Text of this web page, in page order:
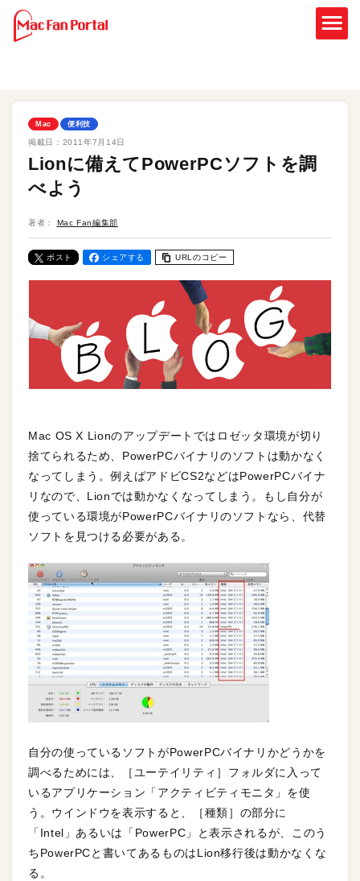
Mac 便利技
掲載日： 2011年7月14日
Lionに備えてPowerPCソフトを調
べよう
著者： Mac Fan編集部
ポスト シェアする URLのコピー
Mac OS X Lionのアップデートではロゼッタ環境が切り
捨てられるため、PowerPCバイナリのソフトは動かなく
なってしまう。例えばアドビCS2などはPowerPCバイナ
リなので、Lionでは動かなくなってしまう。もし自分が
使っている環境がPowerPCバイナリのソフトなら、代替
ソフトを見つける必要がある。
自分の使っているソフトがPowerPCバイナリかどうかを
調べるためには、［ユーテイリティ］フォルダに入って
いるアプリケーション「アクティビティモニタ」を使
う。ウインドウを表示すると、［種類］の部分に
「Intel」あるいは「PowerPC」と表示されるが、このう
ちPowerPCと書いてあるものはLion移行後は動かなくな
る。